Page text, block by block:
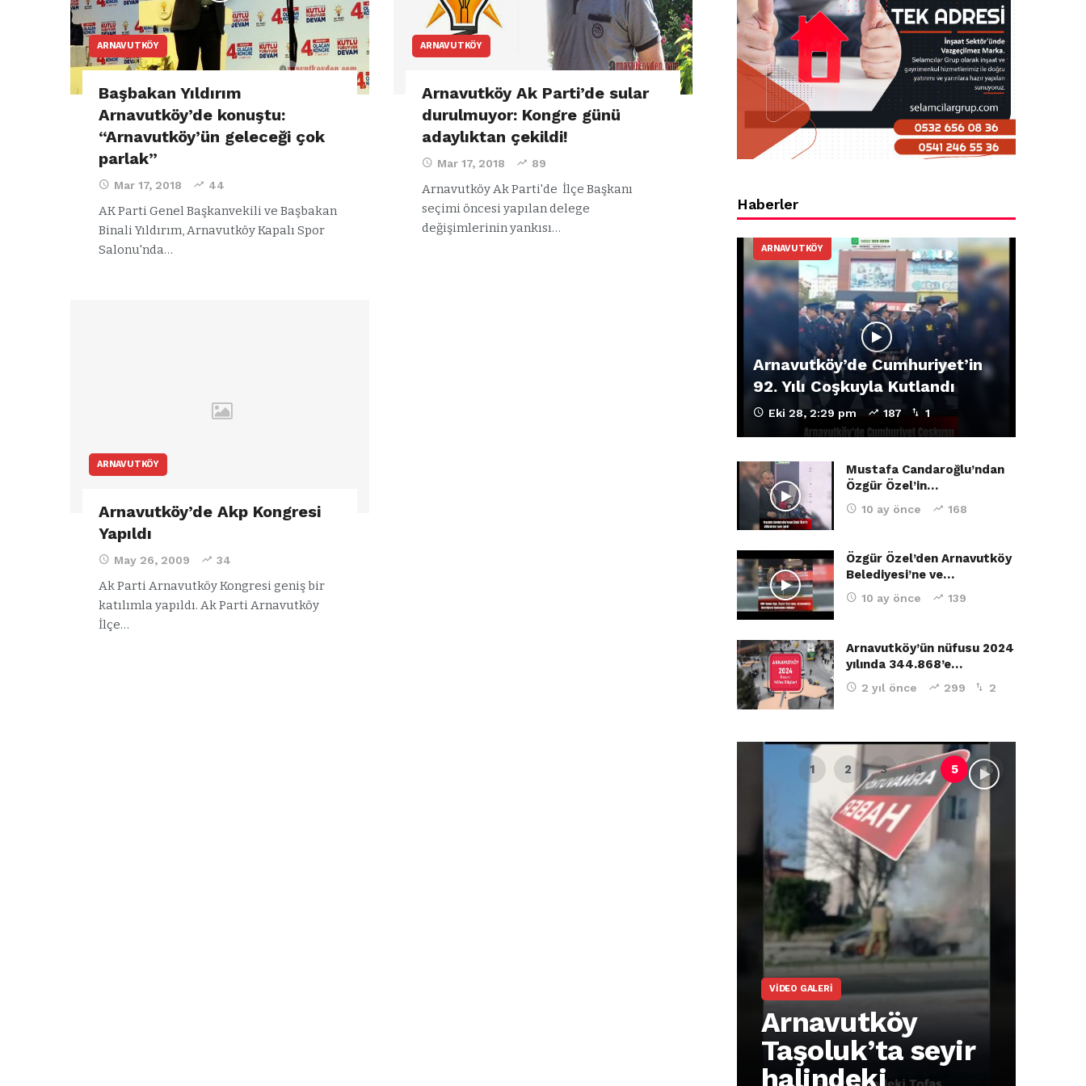
ARNAVUTKÖY
Başbakan Yıldırım
Arnavutköy’de konuştu:
“Arnavutköy’ün geleceği çok
parlak”
Mar 17, 2018 44
AK Parti Genel Başkanvekili ve Başbakan
Binali Yıldırım, Arnavutköy Kapalı Spor
Salonu'nda…
ARNAVUTKÖY
Arnavutköy Ak Parti’de sular
durulmuyor: Kongre günü
adaylıktan çekildi!
Mar 17, 2018 89
Arnavutköy Ak Parti'de İlçe Başkanı
seçimi öncesi yapılan delege
değişimlerinin yankısı…
ARNAVUTKÖY
Arnavutköy’de Akp Kongresi
Yapıldı
May 26, 2009 34
Ak Parti Arnavutköy Kongresi geniş bir
katılımla yapıldı. Ak Parti Arnavutköy
İlçe…
Haberler
ARNAVUTKÖY
Arnavutköy’de Cumhuriyet’in
92. Yılı Coşkuyla Kutlandı
Eki 28, 2:29 pm 187 1
Mustafa Candaroğlu’ndan
Özgür Özel’in…
10 ay önce 168
Özgür Özel’den Arnavutköy
Belediyesi’ne ve…
10 ay önce 139
Arnavutköy’ün nüfusu 2024
yılında 344.868’e…
2 yıl önce 299 2
VIDEO GALERI
Arnavutköy
Taşoluk’ta seyir
halindeki